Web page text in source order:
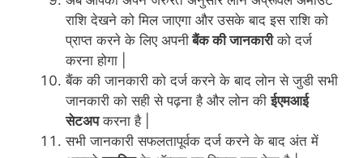
राशि देखने को मिल जाएगा और उसके बाद इस राशि को
प्राप्त करने के लिए अपनीबैंक की जानकारीको दर्ज
करना होगा |
बैंक की जानकारी को दर्ज करने के बाद लोन से जुडी सभी
जानकारी को सही से पढ़ना है और लोन कीईएमआई
सेटअपकरना है |
सभी जानकारी सफलतापूर्वक दर्ज करने के बाद अंत में